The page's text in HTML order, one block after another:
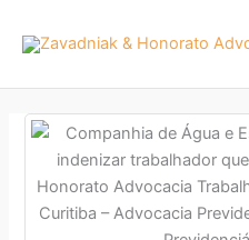
para
conteúdo